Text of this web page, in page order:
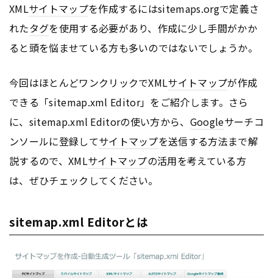
XMLサイトマップを作成するにはsitemaps.orgで定義さ
れたタグを使用する必要があり、作成に少し手間がかか
ると頭を悩ませている方も多いのではないでしょうか。
今回はほとんどワンクリックでXMLサイトマップが作成
できる「sitemap.xml Editor」をご紹介します。さら
に、sitemap.xml Editorの使い方から、 Googleサーチコ
ンソールに登録してサイトマップを送信する方法まで解
説するので、XMLサイトマップの活用を考えている方
は、ぜひチェックしてください。
sitemap.xml Editorとは